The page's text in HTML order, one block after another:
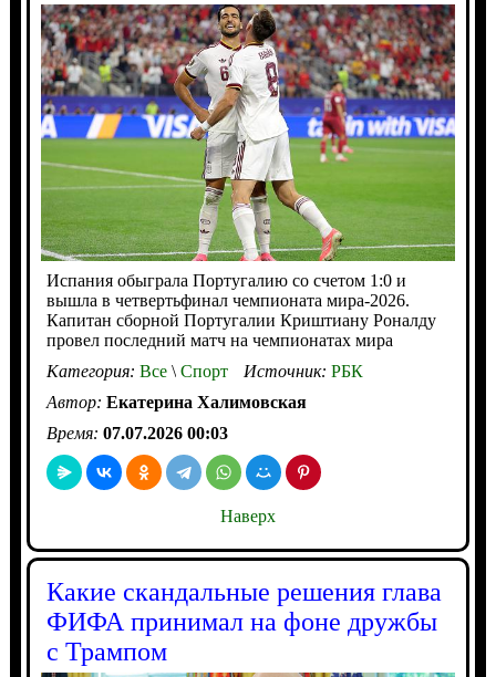
Испания обыграла Португалию со счетом 1:0 и
вышла в четвертьфинал чемпионата мира-2026.
Капитан сборной Португалии Криштиану Роналду
провел последний матч на чемпионатах мира
Категория: Все\Спорт Источник: РБК
Автор: Екатерина Халимовская
Время: 07.07.2026 00:03
Наверх
Какие скандальные решения глава
ФИФА принимал на фоне дружбы
с Трампом